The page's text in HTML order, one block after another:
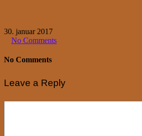
30. januar 2017
No Comments
No Comments
Leave a Reply